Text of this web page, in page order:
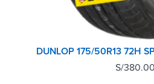
DUNLOP 175/50R13 72H
S/380.00